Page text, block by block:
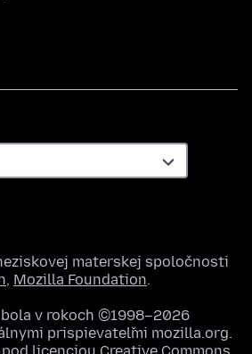
materskej spoločnosti
, Mozilla Foundation.
v rokoch ©1998–2026
prispievateľmi mozilla.org.